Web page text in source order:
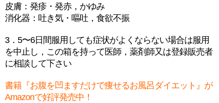
皮膚：発疹・発赤，かゆみ
消化器：吐き気・嘔吐，食欲不振
3．5〜6日間服用しても症状がよくならない場合は服用
を中止し，この箱を持って医師，薬剤師又は登録販売者
に相談して下さい
書籍『お腹を凹ますだけで痩せるお風呂ダイエット』が
Amazonで好評発売中！